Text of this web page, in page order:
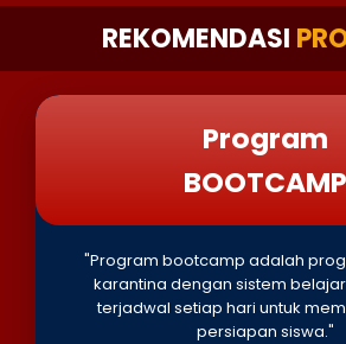
REKOMENDASI
Program
BOOTCAMP
"Program bootcamp adalah
karantina dengan sistem
terjadwal setiap hari untuk
persiapan siswa."